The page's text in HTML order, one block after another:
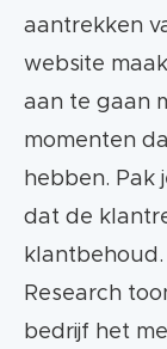
aantrekken
website
aan te gaan
momenten
hebben. Pak
dat de
klantbehoud.
Research
bedrijf het